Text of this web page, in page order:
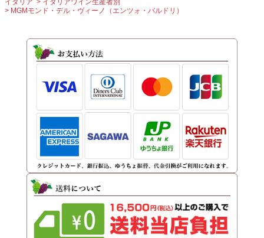
イタリア
イタリアワイン生産者別
MGMモンド・デル・ヴィーノ（エンツォ・バルドリ）